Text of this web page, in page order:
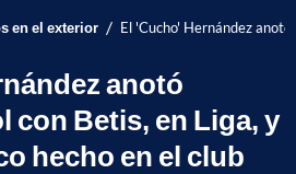
en el exterior / El 'Cucho' Hernández
anotó
con Betis, en Liga, y
hecho en el club